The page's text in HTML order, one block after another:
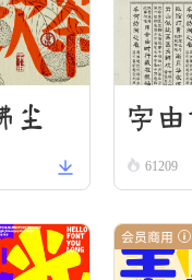
尘 字
61209
会员商用